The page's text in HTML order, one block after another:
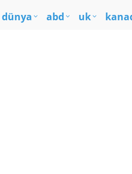
dünya abd uk